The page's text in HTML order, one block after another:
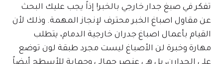
تفكر في صبغ جدار خارجي بالخبر! إذاً يجب عليك البحث
عن مقاول اصباغ الخبر محترف لإنجاز المهمة. وذلك لأن
القيام بأعمال اصباغ جدران خارجية الدمام، يتطلب
مهارة وخبرة لن الأصباغ ليست مجرد طبقة لون توضع